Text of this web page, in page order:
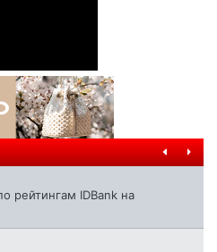
рейтингам IDBank на